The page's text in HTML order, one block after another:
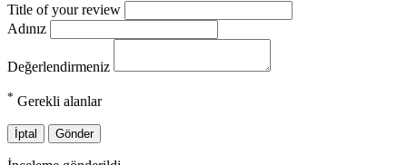
Title of your review
Adınız
Değerlendirmeniz
* Gerekli alanlar
İptal Gönder